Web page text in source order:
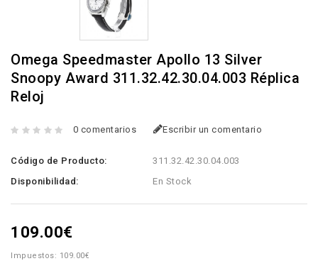
Omega Speedmaster Apollo 13 Silver
Snoopy Award 311.32.42.30.04.003 Réplica
Reloj
0 comentarios Escribir un comentario
Código de Producto:
311.32.42.30.04.003
Disponibilidad:
En Stock
109.00€
Impuestos: 109.00€